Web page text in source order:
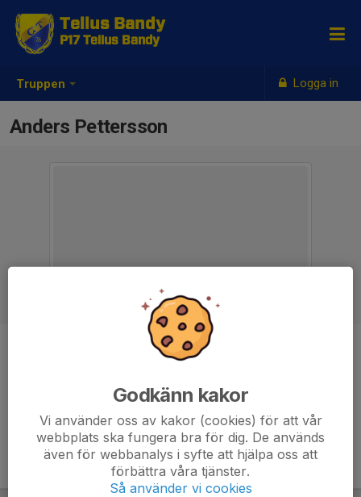
Truppen Logga in
Tellus Bandy
P17 Tellus Bandy
Anders Pettersson
Lagledare P17
Godkänn kakor
Vi använder oss av kakor (cookies) för att vår
webbplats ska fungera bra för dig. De används
även för webbanalys i syfte att hjälpa oss att
förbättra våra tjänster.
Så använder vi cookies